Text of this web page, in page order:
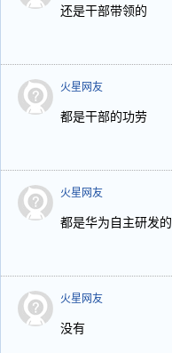
还是干部带领的
火星网友
都是干部的功劳
火星网友
都是华为自主研发的
火星网友
没有